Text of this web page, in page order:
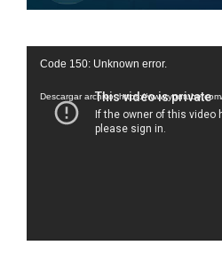
Reproductor
vídeo
Code 150: Unknown error.
Descargar archivo: https://